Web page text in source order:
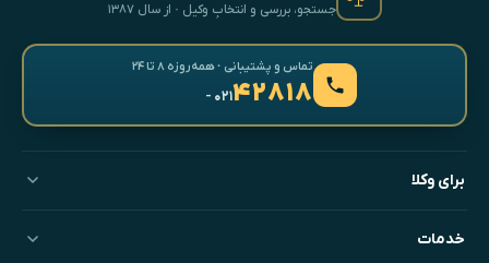
جستجو، بررسی و انتخابِ وکیل · از سال ۱۳۸۷
تماس و پشتیبانی · همه‌روزه ۸ تا ۲۴
۴۲۸۱۸- ۰۲۱
برای وکلا
خدمات